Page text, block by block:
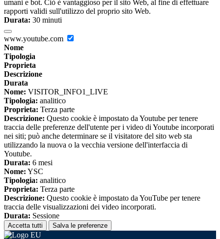
umani e bot. Ciò è vantaggioso per il sito Web, al fine di effettuare
rapporti validi sull'utilizzo del proprio sito Web.
Durata: 30 minuti
www.youtube.com
Nome
Tipologia
Proprieta
Descrizione
Durata
Nome: VISITOR_INFO1_LIVE
Tipologia: analitico
Proprieta: Terza parte
Descrizione: Questo cookie è impostato da Youtube per tenere
traccia delle preferenze dell'utente per i video di Youtube incorporati
nei siti; può anche determinare se il visitatore del sito web sta
utilizzando la nuova o la vecchia versione dell'interfaccia di
Youtube.
Durata: 6 mesi
Nome: YSC
Tipologia: analitico
Proprieta: Terza parte
Descrizione: Questo cookie è impostato da YouTube per tenere
traccia delle visualizzazioni dei video incorporati.
Durata: Sessione
Accetta tutti Salva le preferenze